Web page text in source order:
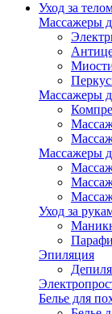
Уход за
Массажеры
Массажеры
Массажеры
Уход за
Эпиляция
Белье для